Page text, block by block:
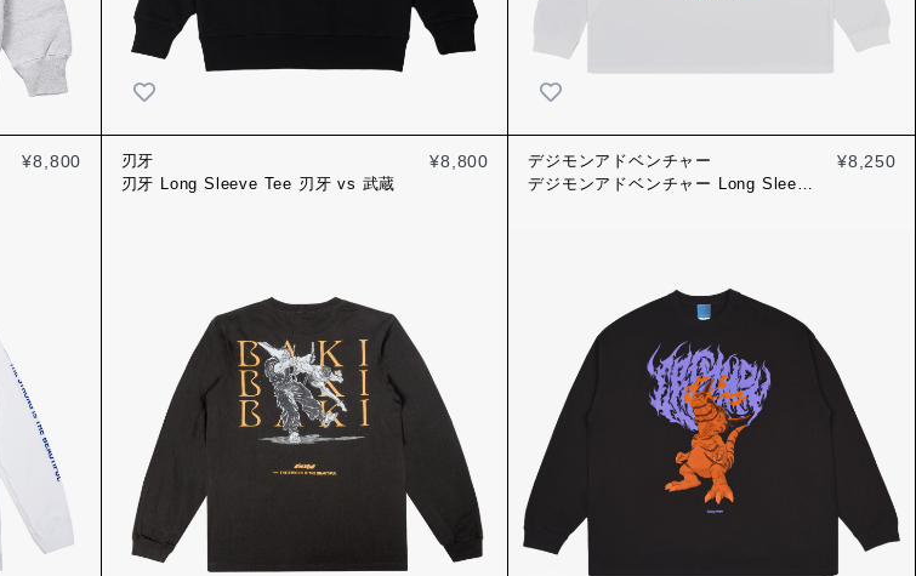
¥8,800
刃牙
刃牙 Long Sleeve Tee 刃牙 vs 武蔵
¥8,800
デジモンアドベンチャー
デジモンアドベンチャー Long Sleeve
¥8,250